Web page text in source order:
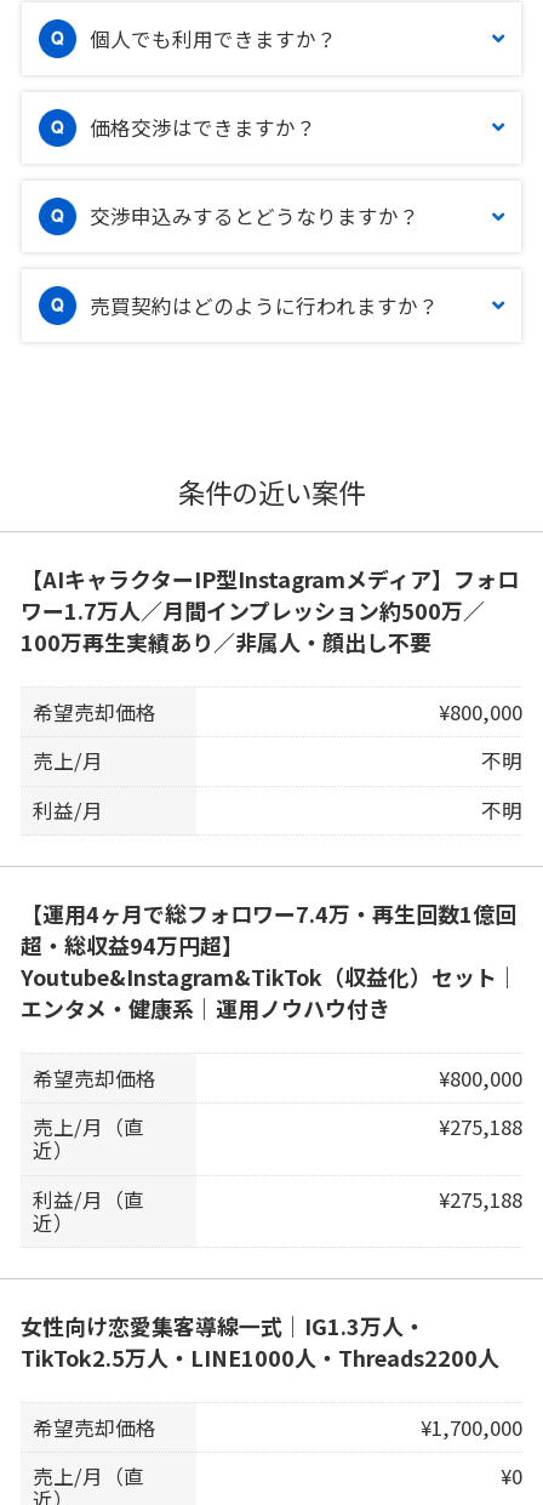
個人でも利用できますか？
価格交渉はできますか？
交渉申込みするとどうなりますか？
売買契約はどのように行われますか？
条件の近い案件
【AIキャラクターIP型Instagramメディア】フォロ
ワー1.7万人／月間インプレッション約500万／
100万再生実績あり／非属人・顔出し不要
希望売却価格
¥800,000
売上/月
不明
利益/月
不明
【運用4ヶ月で総フォロワー7.4万・再生回数1億回
超・総収益94万円超】
Youtube&Instagram&TikTok（収益化）セット｜
エンタメ・健康系｜運用ノウハウ付き
希望売却価格
¥800,000
売上/月（直
近）
¥275,188
利益/月（直
近）
¥275,188
女性向け恋愛集客導線一式｜IG1.3万人・
TikTok2.5万人・LINE1000人・Threads2200人
希望売却価格
¥1,700,000
売上/月（直
近）
¥0